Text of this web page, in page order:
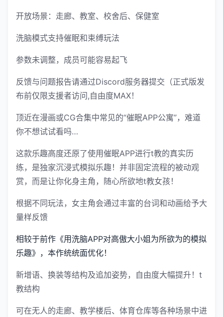
开放场景：走廊、教室、校舍后、保健室
洗脑模式支持催眠和束缚玩法
参数未调整，成员可能容易起飞
反馈与问题报告请通过Discord服务器提交（正式版发
布前仅限支援者访问,自由度MAX！
顶近在漫画或CG合集中常见的“催眠APP公寓”，难道
你不想试试看吗…
这款乐趣高度还原了使用催眠APP进行t教的真实历
练，是独家沉浸式模拟乐趣！并非固定流程的被动观
赏，而是让你化身主角，随心所欲地t教女孩！
根据不同玩法，女主角会通过丰富的台词和动画给予大
量样反馈
相较于前作《用洗脑APP对高傲大小姐为所欲为的模拟
乐趣》，本作统统面优化！
新增语、换装等结构及追加姿势，自由度大幅提升！t
教结构
可在无人的走廊、教学楼后、体育仓库等各种场景中进